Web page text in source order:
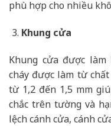
phù hợp cho nhiều
Khung cửa
Khung cửa được
cháy được làm từ
từ 1,2 đến 1,5 mm
chắc trên tường và
lệch cánh cửa, cánh